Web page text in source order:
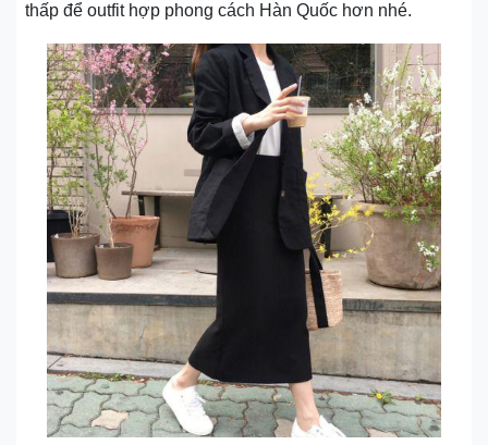
thấp để outfit hợp phong cách Hàn Quốc hơn nhé.